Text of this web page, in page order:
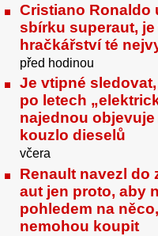
Cristiano Ronaldo
sbírku superaut,
hračkářství té
před hodinou
Je vtipné
po letech
najednou
kouzlo dieselů
včera
Renault navezl do
aut jen proto, aby
pohledem na
nemohou koupit